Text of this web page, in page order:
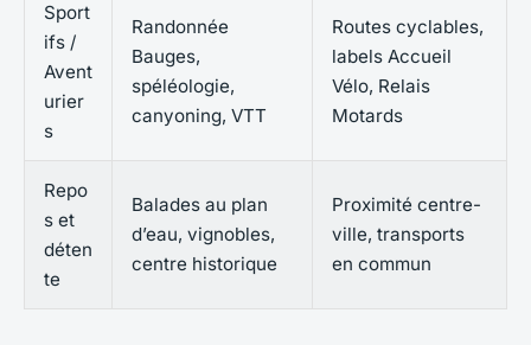
Sport
ifs /
Avent
urier
s
Randonnée
Bauges,
spéléologie,
canyoning, VTT
Routes cyclables,
labels Accueil
Vélo, Relais
Motards
Repo
s et
déten
te
Balades au plan
d’eau, vignobles,
centre historique
Proximité centre-
ville, transports
en commun